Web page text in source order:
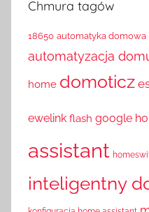
Chmura tagów
18650 automatyka domowa
automatyzacja
home domoticz
ewelink flash google
assistant
inteligentny